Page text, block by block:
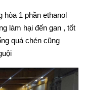
1 phần ethanol
làm hại đến gan , tốt
quá chén cũng